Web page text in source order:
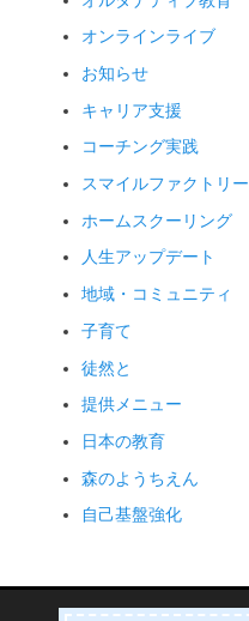
オンラインライブ
お知らせ
キャリア支援
コーチング実践
スマイルファクトリー
ホームスクーリング
人生アップデート
地域・コミュニティ
子育て
徒然と
提供メニュー
日本の教育
森のようちえん
自己基盤強化